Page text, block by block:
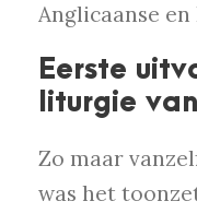
Anglicaanse
Eerste
liturgie
Zo maar
was het